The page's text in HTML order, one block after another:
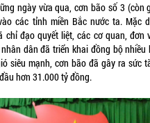
ngày vừa qua, cơn bão số 3
các tỉnh miền Bắc nước ta. Mặc
chỉ đạo quyết liệt, các cơ quan,
dân đã triển khai đồng bộ
siêu mạnh, cơn bão đã gây ra sức
hơn 31.000 tỷ đồng.